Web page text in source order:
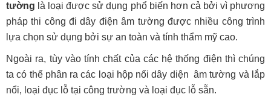
tường là loại được sử dụng phổ biến hơn cả bởi vì phương
pháp thi công đi dây điện âm tường được nhiều công trình
lựa chọn sử dụng bởi sự an toàn và tính thẩm mỹ cao.
Ngoài ra, tùy vào tính chất của các hệ thống điện thì chúng
ta có thể phân ra các loại hộp nối dây diện âm tường và lắp
nổi, loại đục lỗ tại công trường và loại đục lỗ sẵn.